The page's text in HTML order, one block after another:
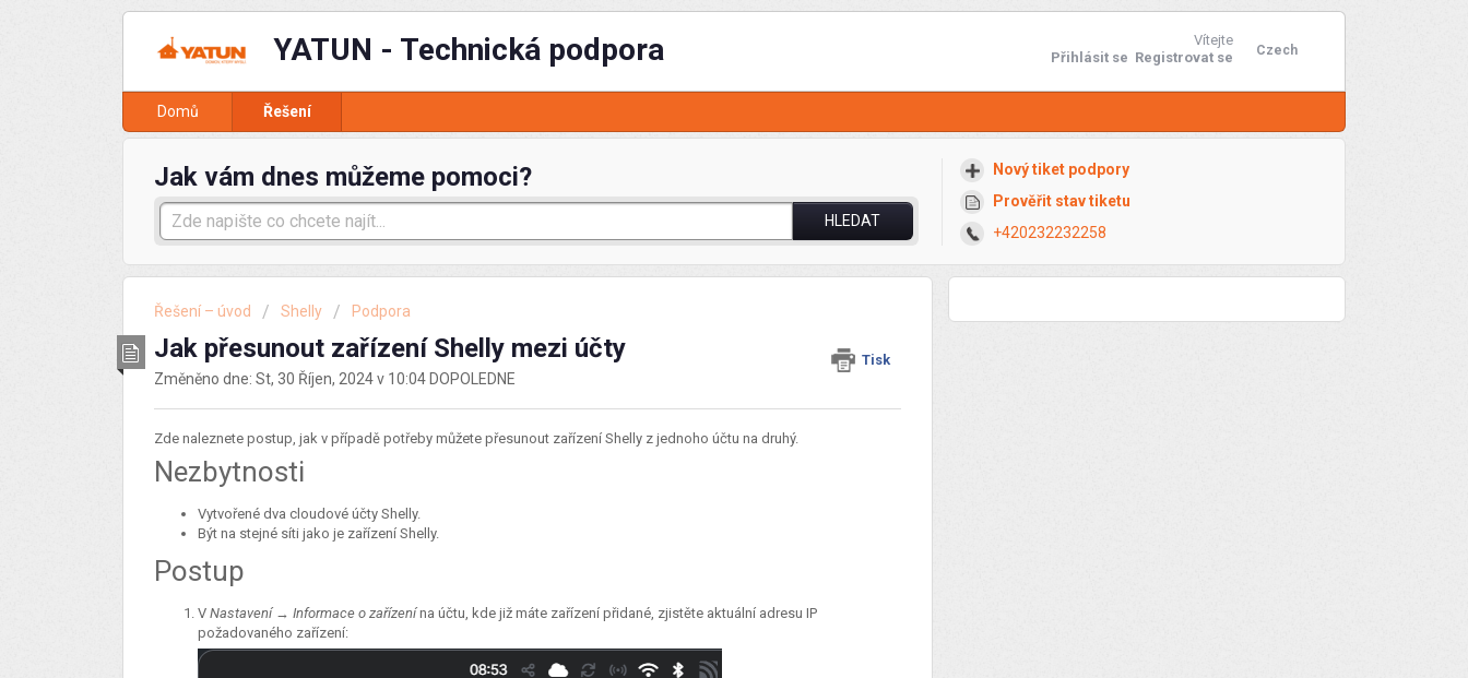
YATUN - Technická podpora Czech
Vítejte
Přihlásit se Registrovat se
Domů Řešení
Jak vám dnes můžeme pomoci?
HLEDAT
Nový tiket podpory
Prověřit stav tiketu
+420232232258
Řešení – úvod Shelly Podpora
Jak přesunout zařízení Shelly mezi účty Tisk
Změněno dne: St, 30 Říjen, 2024 v 10:04 DOPOLEDNE
Zde naleznete postup, jak v případě potřeby můžete přesunout zařízení Shelly z jednoho účtu na druhý.
Nezbytnosti
Vytvořené dva cloudové účty Shelly.
Být na stejné síti jako je zařízení Shelly.
Postup
V Nastavení→ Informace o zařízenína účtu, kde již máte zařízení přidané, zjistěte aktuální adresu IP
požadovaného zařízení: